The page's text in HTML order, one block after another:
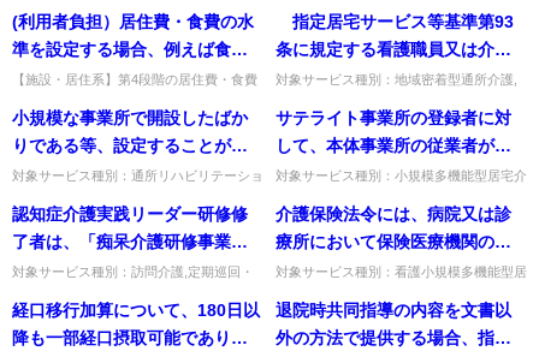
場合は、それぞれ90/100 に相当
する単位数を算定するのか。
問複数の事業所の理学療法士等が１人の利
用者に対して訪問看護を1 ...
されているが、ドレーンチュー
ブを使用している状態にある利
用者に訪問看護を行った場合に
特別管理加算は算定できなくな
ったのか。
おいて特別管理加算の対象者から、ドレー
ンチューブを使用している状...
(利用者負担）居住費・食費の水
準を設定する場合、例えば食材
料費や食費の原価を積み上げて
設定する必要があるのか。
【施設・居住系】第4段階の居住費・食費
か。建設費用等を勘案し適切な手続きを踏
めばよく、原価積算は不要。出...
指定居宅サービス等基準第93
条に規定する看護職員又は介護
職員に加え、看護職員又は介護
職員を常勤換算方法で２以上確
保する必要があるが、具体的な
対象サービス種別：地域密着型通所介護,
介護報酬「認知症加算・中重度者ケア体制
加算について」質問 指定...
小規模な事業所で開設したばか
りである等、設定することが困
難な場合に合理的な説明を求め
る例として、８万円等の賃金改
善を行うに当たり、これまで以
のための能力・処遇を明確化す
ることが必要になるため、規程
の整備や研修・実務経験の蓄積
対象サービス種別：通所リハビリテーショ
応型通所介護,短期入所生活介護,短期入所
療養介護,訪問介護,...
サテライト事業所の登録者に対
して、本体事業所の従業者が訪
問サービスを提供した場合又は
本体事業所において宿泊サービ
スを提供した場合、当該サービ
過少である場合の減算に係る計
算の際、本体事業所とサテライ
ト事業所のどちらのサービスと
対象サービス種別：小規模多機能型居宅介
所」質問サテライト事業所の登録者に対し
て、本体事業所の従業者が訪問...
認知症介護実践リーダー研修修
了者は、「痴呆介護研修事業の
実施について」（平成12年９月
５日老発第623号）及び「痴呆介
護研修事業の円滑な運営につい
て」（平成12年10月25日老計第
対象サービス種別：訪問介護,定期巡回・
介護,介護予防訪問入浴介護,訪問入浴介護,
介護予防特定施設入居者...
介護保険法令には、病院又は診
療所において保険医療機関の指
定があったときには、複合型サ
ービス（厚生労働省令で定める
ものに限る。）の指定があった
ものとみなす旨の規定がある
対象サービス種別：看護小規模多機能型居
又は診療所である場合」質問介護保険法令
には、病院又は診療所におい...
経口移行加算について、180日以
降も一部経口摂取可能であり継
退院時共同指導の内容を文書以
外の方法で提供する場合、指導